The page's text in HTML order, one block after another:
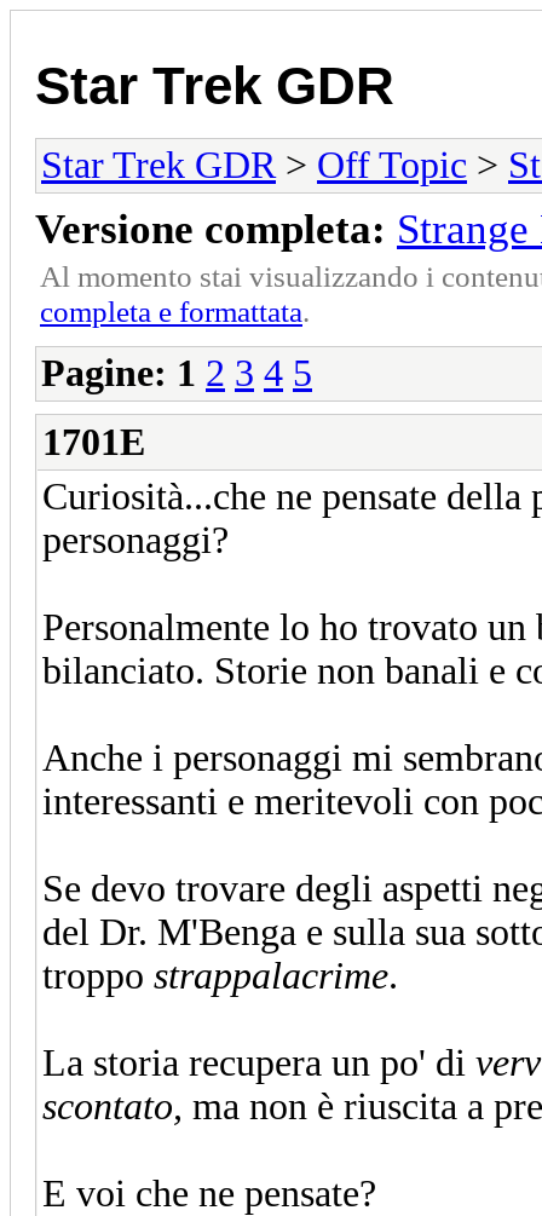
Star Trek GDR
Star Trek GDR > Off Topic >
Versione completa:
Al momento stai visualizzando i
completa e formattata.
Pagine: 1 2 3 4 5
1701E
Curiosità...che ne pensate
personaggi?
Personalmente lo ho trovato
bilanciato. Storie non banali e
Anche i personaggi mi
interessanti e meritevoli con
Se devo trovare degli aspetti
del Dr. M'Benga e sulla sua
troppo strappalacrime.
La storia recupera un po' di
scontato, ma non è riuscita a
E voi che ne pensate?